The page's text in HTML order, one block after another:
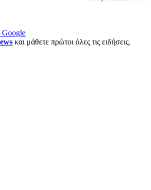
Google
και μάθετε πρώτοι όλες τις ειδήσεις.